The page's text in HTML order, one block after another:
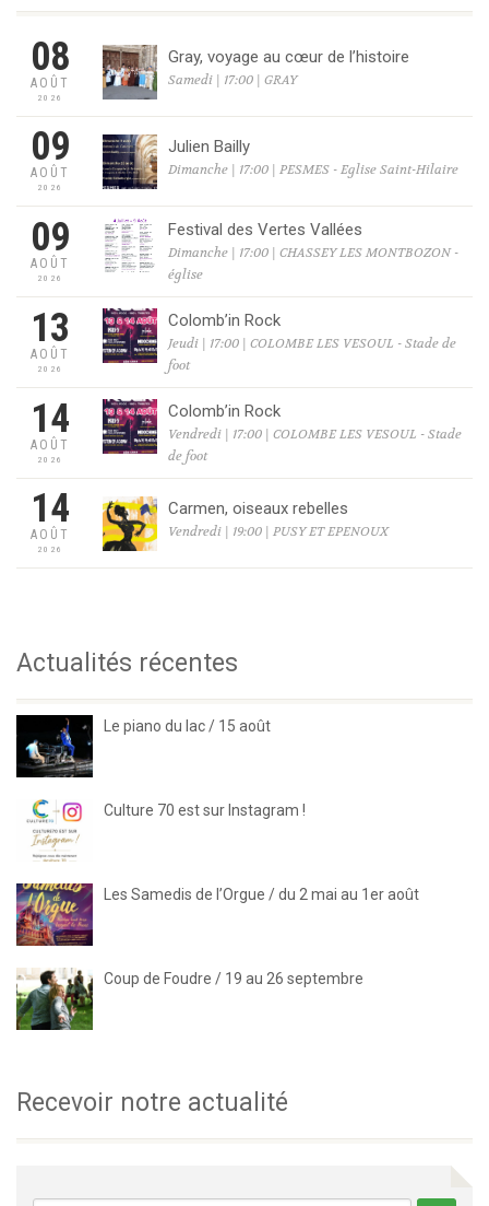
08
AOÛT
2026
Gray, voyage au cœur de l’histoire
Samedi | 17:00 | GRAY
09
AOÛT
2026
Julien Bailly
Dimanche | 17:00 | PESMES - Eglise Saint-Hilaire
09
AOÛT
2026
Festival des Vertes Vallées
Dimanche | 17:00 | CHASSEY LES MONTBOZON -
église
13
AOÛT
2026
Colomb’in Rock
Jeudi | 17:00 | COLOMBE LES VESOUL - Stade de
foot
14
AOÛT
2026
Colomb’in Rock
Vendredi | 17:00 | COLOMBE LES VESOUL - Stade
de foot
14
AOÛT
2026
Carmen, oiseaux rebelles
Vendredi | 19:00 | PUSY ET EPENOUX
Actualités récentes
Le piano du lac / 15 août
Culture 70 est sur Instagram !
Les Samedis de l’Orgue / du 2 mai au 1er août
Coup de Foudre / 19 au 26 septembre
Recevoir notre actualité